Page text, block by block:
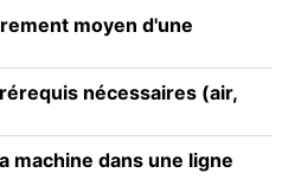
moyen d'une
nécessaires (air,
machine dans une ligne